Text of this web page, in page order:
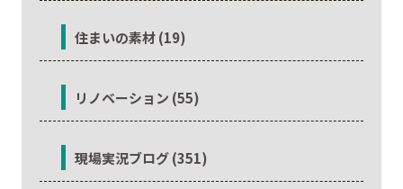
住まいの素材 (19)
リノベーション (55)
現場実況ブログ (351)